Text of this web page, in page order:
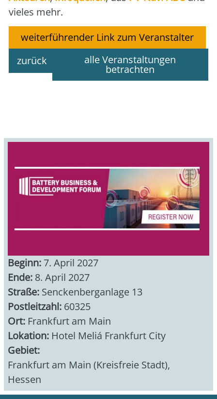
vie­les mehr.
weiterführender Link zum Veranstalter
zurück
alle Veranstaltungen
betrachten
Beginn: 7. April 2027
Ende: 8. April 2027
Straße: Senckenberganlage 13
Postleitzahl: 60325
Ort: Frankfurt am Main
Lokation: Hotel Meliá Frankfurt City
Gebiet:
Frankfurt am Main (Kreisfreie Stadt),
Hessen